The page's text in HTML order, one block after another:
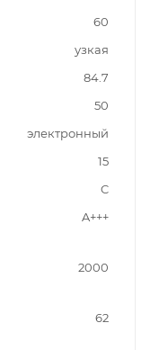
60
узкая
84.7
50
электронный
15
C
A+++
2000
62